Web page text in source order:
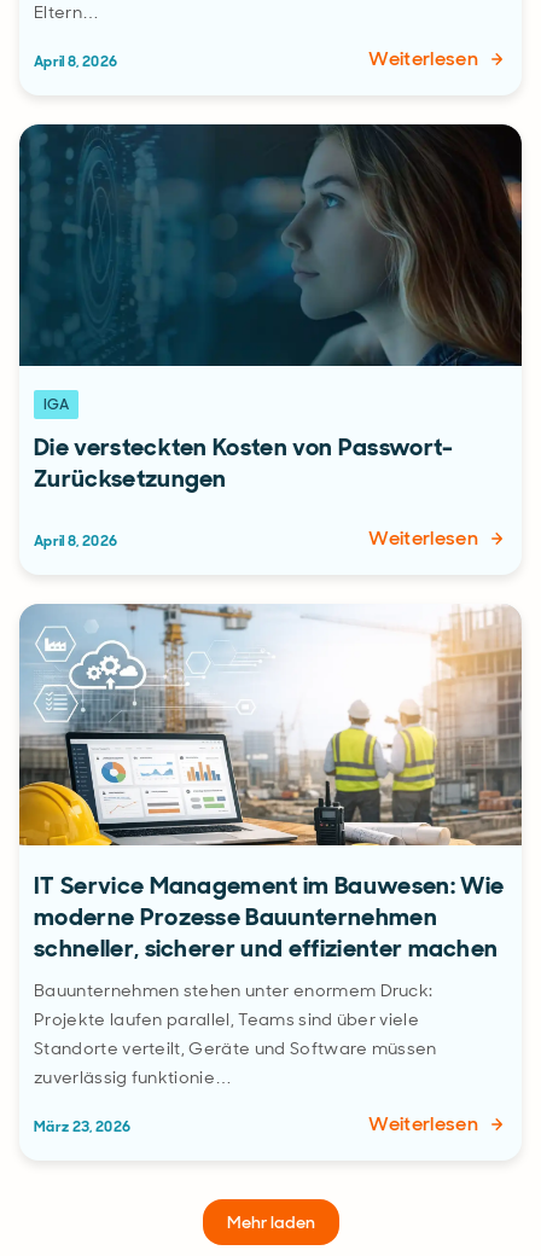
Eltern…
April 8, 2026 Weiterlesen
IGA
Die versteckten Kosten von Passwort-
Zurücksetzungen
April 8, 2026 Weiterlesen
IT Service Management im Bauwesen: Wie
moderne Prozesse Bauunternehmen
schneller, sicherer und effizienter machen
Bauunternehmen stehen unter enormem Druck:
Projekte laufen parallel, Teams sind über viele
Standorte verteilt, Geräte und Software müssen
zuverlässig funktionie…
März 23, 2026 Weiterlesen
Mehr laden